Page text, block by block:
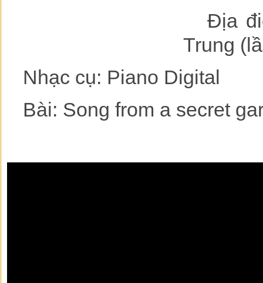
Địa
Trung
Nhạc cụ: Piano Digital
Bài: Song from a secret